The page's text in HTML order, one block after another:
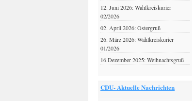
12. Juni 2026: Wahlkreiskurier
02/2026
02. April 2026: Ostergruß
26. März 2026: Wahlkreiskurier
01/2026
16.Dezember 2025: Weihnachtsgruß
CDU- Aktuelle Nachrichten